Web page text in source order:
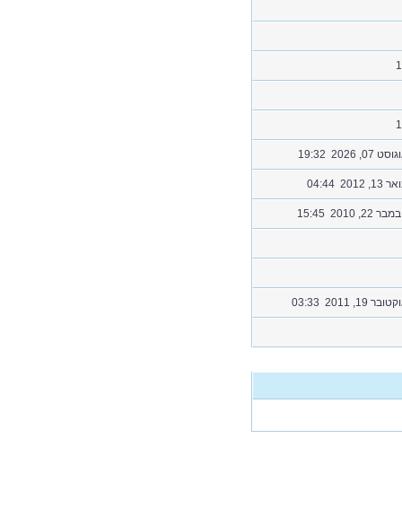
07, 2026 19:32
2012 04:44
22, 2010 15:45
19, 2011 03:33